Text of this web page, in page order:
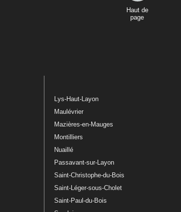
Haut de
page
Lys-Haut-Layon
Maulévrier
Mazières-en-Mauges
Montilliers
Nuaillé
Passavant-sur-Layon
Saint-Christophe-du-Bois
Saint-Léger-sous-Cholet
Saint-Paul-du-Bois